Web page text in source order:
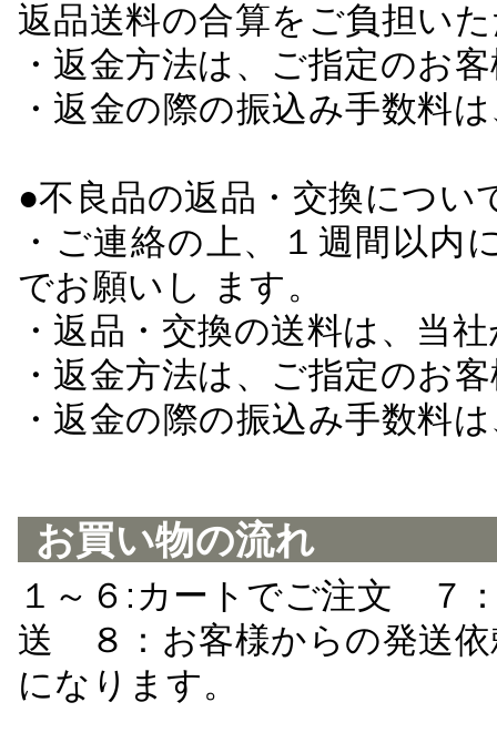
返品送料の合算をご負担い
・返金方法は、ご指定のお
・返金の際の振込み手数料
●不良品の返品・交換につい
・ご連絡の上、１週間以
でお願いし ます。
・返品・交換の送料は、当
・返金方法は、ご指定のお
・返金の際の振込み手数料
お買い物の流れ
１～６:カートでご注文 ７
送 ８：お客様からの発送
になります。